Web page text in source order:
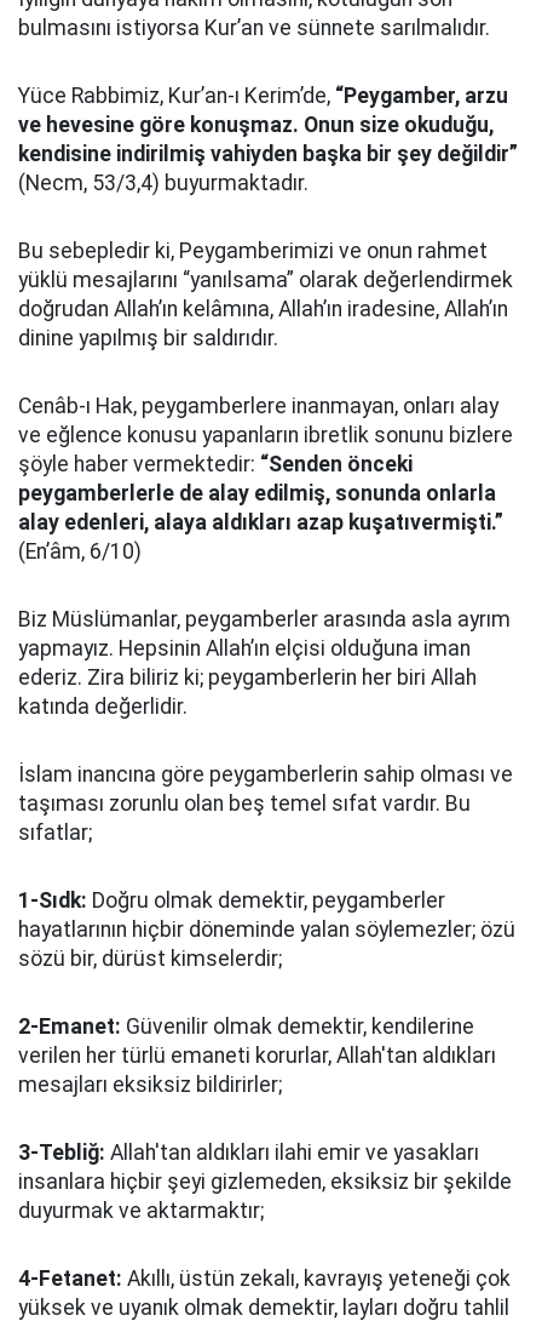
bulmasını istiyorsa Kur’an ve sünnete sarılmalıdır.
Yüce Rabbimiz, Kur’an-ı Kerim’de, “Peygamber, arzu
ve hevesine göre konuşmaz. Onun size okuduğu,
kendisine indirilmiş vahiyden başka bir şey değildir”
(Necm, 53/3,4) buyurmaktadır.
Bu sebepledir ki, Peygamberimizi ve onun rahmet
yüklü mesajlarını “yanılsama” olarak değerlendirmek
doğrudan Allah’ın kelâmına, Allah’ın iradesine, Allah’ın
dinine yapılmış bir saldırıdır.
Cenâb-ı Hak, peygamberlere inanmayan, onları alay
ve eğlence konusu yapanların ibretlik sonunu bizlere
şöyle haber vermektedir: “Senden önceki
peygamberlerle de alay edilmiş, sonunda onlarla
alay edenleri, alaya aldıkları azap kuşatıvermişti.”
(En’âm, 6/10)
Biz Müslümanlar, peygamberler arasında asla ayrım
yapmayız. Hepsinin Allah’ın elçisi olduğuna iman
ederiz. Zira biliriz ki; peygamberlerin her biri Allah
katında değerlidir.
İslam inancına göre peygamberlerin sahip olması ve
taşıması zorunlu olan beş temel sıfat vardır. Bu
sıfatlar;
1-Sıdk: Doğru olmak demektir, peygamberler
hayatlarının hiçbir döneminde yalan söylemezler; özü
sözü bir, dürüst kimselerdir;
2-Emanet: Güvenilir olmak demektir, kendilerine
verilen her türlü emaneti korurlar, Allah'tan aldıkları
mesajları eksiksiz bildirirler;
3-Tebliğ: Allah'tan aldıkları ilahi emir ve yasakları
insanlara hiçbir şeyi gizlemeden, eksiksiz bir şekilde
duyurmak ve aktarmaktır;
4-Fetanet: Akıllı, üstün zekalı, kavrayış yeteneği çok
yüksek ve uyanık olmak demektir, layları doğru tahlil